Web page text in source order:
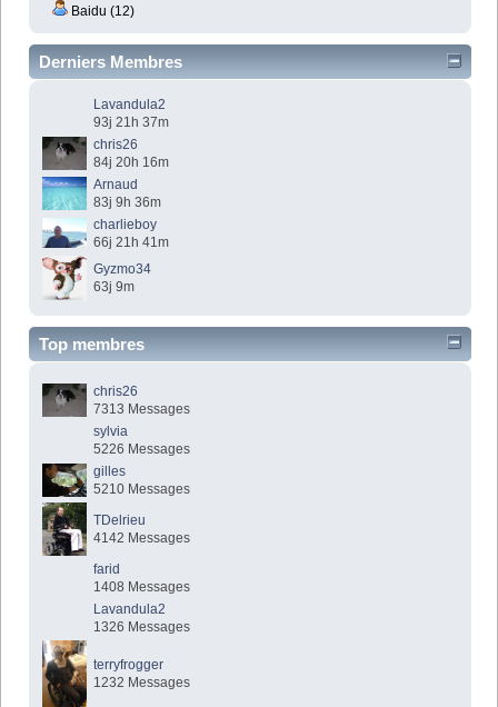
Baidu (12)
Derniers Membres
Lavandula2
93j 21h 37m
chris26
84j 20h 16m
Arnaud
83j 9h 36m
charlieboy
66j 21h 41m
Gyzmo34
63j 9m
Top membres
chris26
7313 Messages
sylvia
5226 Messages
gilles
5210 Messages
TDelrieu
4142 Messages
farid
1408 Messages
Lavandula2
1326 Messages
terryfrogger
1232 Messages